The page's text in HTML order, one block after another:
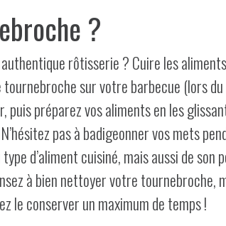
?
rôtisserie ? Cuire les
sur votre barbecue (lors
préparez vos aliments en les
pas à badigeonner vos mets
d’aliment cuisiné, mais aussi de
à bien nettoyer votre tournebroche,
le conserver un maximum de temps !